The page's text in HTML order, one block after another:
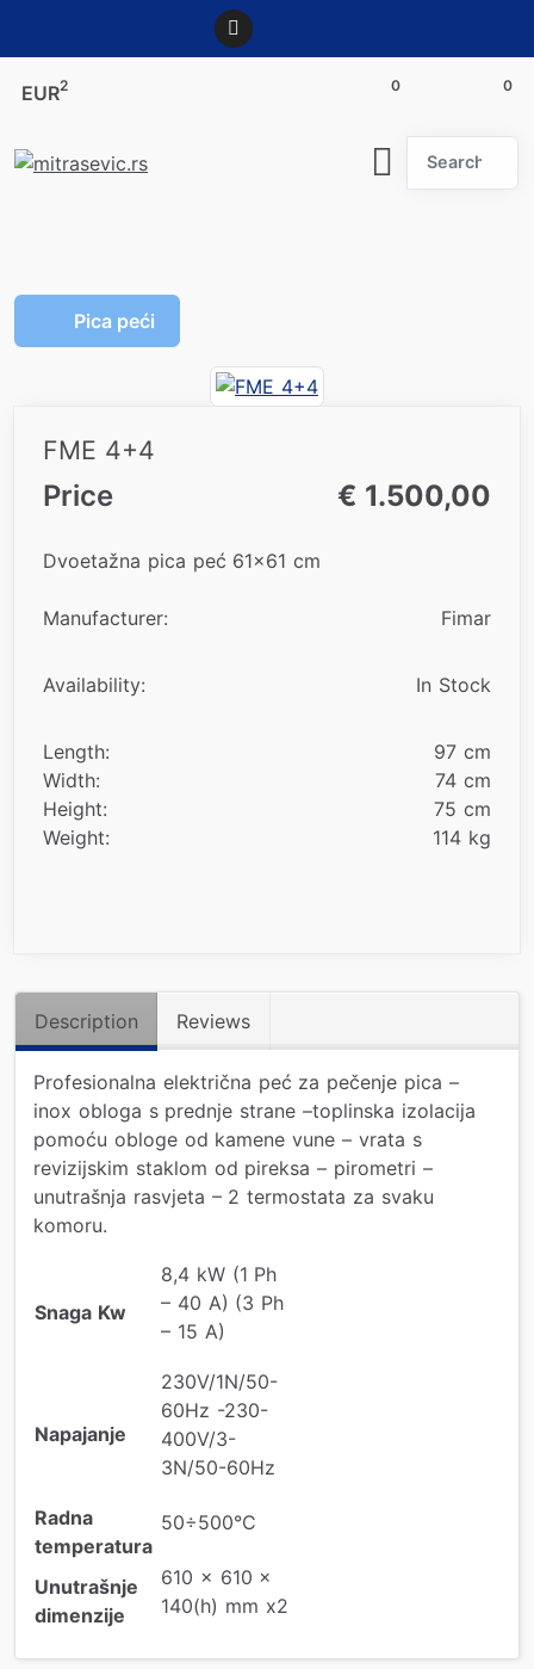
0
EUR2 0
Pica peći
FME 4+4
Price € 1.500,00
Dvoetažna pica peć 61x61 cm
Manufacturer: Fimar
Availability: In Stock
Length:
97 cm
Width:
74 cm
Height:
75 cm
Weight:
114 kg
Description Reviews
Profesionalna električna peć za pečenje pica –
inox obloga s prednje strane –toplinska izolacija
pomoću obloge od kamene vune – vrata s
revizijskim staklom od pireksa – pirometri –
unutrašnja rasvjeta – 2 termostata za svaku
komoru.
Snaga Kw
8,4 kW (1 Ph
– 40 A) (3 Ph
– 15 A)
Napajanje
230V/1N/50-
60Hz -230-
400V/3-
3N/50-60Hz
Radna
temperatura
50÷500°C
Unutrašnje
dimenzije
610 x 610 x
140(h) mm x2